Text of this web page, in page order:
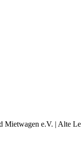
e.V. | Alte